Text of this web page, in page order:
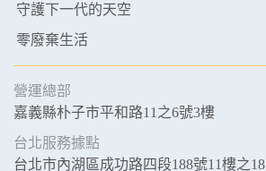
守護下一代的天空
零廢棄生活
營運總部
嘉義縣朴子市平和路11之6號3樓
台北服務據點
台北市內湖區成功路四段188號11樓之18